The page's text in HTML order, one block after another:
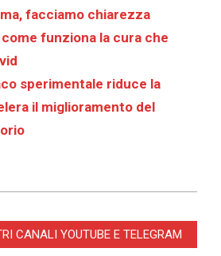
facciamo chiarezza
funziona la cura che
sperimentale riduce la
il miglioramento del
CANALI YOUTUBE E TELEGRAM